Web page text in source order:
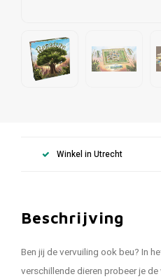
Winkel in Utrecht
Beschrijving
Ben jij de vervuiling ook beu? In
verschillende dieren probeer je